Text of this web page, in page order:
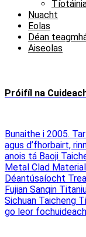
Nuacht
Eolas
Déan
Aiseolas
Próifíl na
Bunaithe i 2005.
agus d’fhorbairt,
anois tá Baoji
Metal Clad
Déantúsaíocht
Fujian Sanqin
Sichuan Taicheng
go leor